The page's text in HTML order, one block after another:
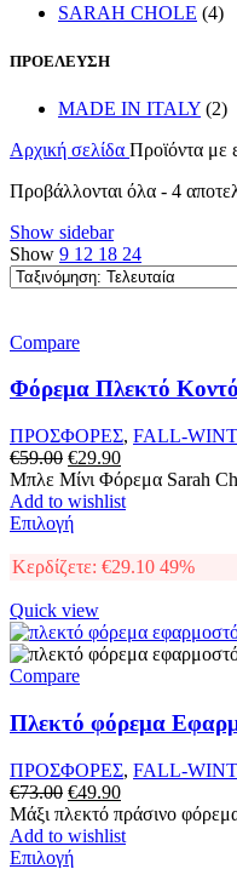
SARAH CHOLE (4)
ΠΡΟΕΛΕΥΣΗ
MADE IN ITALY (2)
Αρχική σελίδα Προϊόντα με
Προβάλλονται όλα - 4
Show sidebar
Show 9 12 18 24
Compare
Φόρεμα Πλεκτό
ΠΡΟΣΦΟΡΕΣ, FALL-
€59.00 Original
price
was:
€59.00.
€29.90Η
τρέχουσα
τιμή
Μπλε Μίνι Φόρεμα Sarah
Add to wishlist
ΕπιλογήΑυτό
προϊόν
πολλαπλές
παραλλαγές.
Οι
επιλογές
να
επιλεγούν
στη
σελίδα
του
προϊόντος
Κερδίζετε: €29.10 49%
Quick view
Compare
Πλεκτό φόρεμα
ΠΡΟΣΦΟΡΕΣ, FALL-
€73.00 Original
price
was:
€73.00.
€49.90Η
τρέχουσα
τιμή
Μάξι πλεκτό πράσινο
Add to wishlist
ΕπιλογήΑυτό